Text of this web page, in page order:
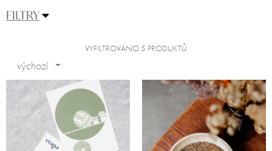
FILTRY
VYFILTROVÁNO 5 PRODUKTŮ
výchozí